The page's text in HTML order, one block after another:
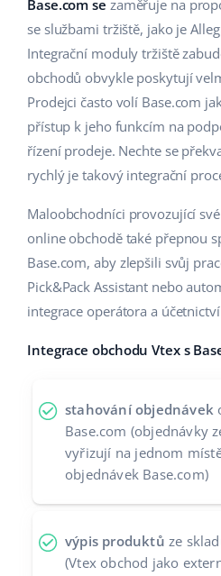
Správa přepravy
Automatizace procesů
Base Connect
AI pro e-commerce
Výrobky pro děti
Elektronika
Automobilové díly
Supermarket
Zdraví a krása
Móda
Podpora
Akademie
Blog
Kalendář webinářů a eventů
Služby
Implementace systému
Audit účtu
english (GB)
english (IN)
čeština
deutsch
Ελληνικά
español (AR)
español (MX)
Français
polski
português (BR)
中文
Base.com se zaměřuje na
se službami tržiště, jako je
Integrační moduly tržiště
obchodů obvykle poskytují
Prodejci často volí Base.com
přístup k jeho funkcím na
řízení prodeje. Nechte se
rychlý je takový integrační
Maloobchodníci provozující
online obchodě také přepnou
Base.com, aby zlepšili svůj
Pick&Pack Assistant nebo
integrace operátora a
Integrace obchodu Vtex s
stahování objednávek
Base.com (objednávky
vyřizují na jednom
objednávek Base.com)
výpis produktů ze
(Vtex obchod jako